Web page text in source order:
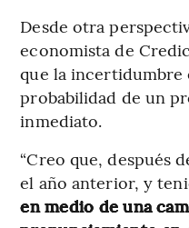
Desde otra
economista de
que la
probabilidad de un
inmediato.
“Creo que, después
el año anterior, y
en medio de una